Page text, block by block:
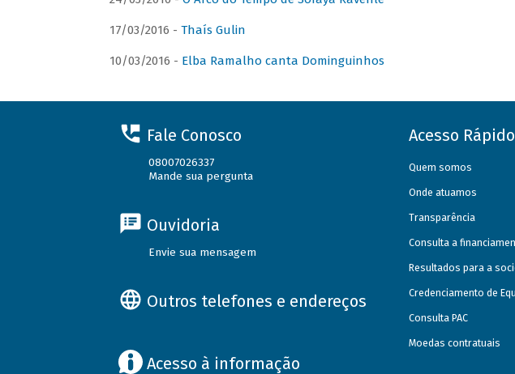
17/03/2016 - Thaís Gulin
10/03/2016 - Elba Ramalho canta Dominguinhos
Fale Conosco
08007026337
Mande sua pergunta
Ouvidoria
Envie sua mensagem
Outros telefones e endereços
Acesso à informação
Acesso Rápido
Quem somos
Onde atuamos
Transparência
Consulta a
Resultados para a
Credenciamento de
Consulta PAC
Moedas contratuais